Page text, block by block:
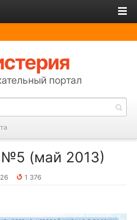
портал
(май 2013)
1 376